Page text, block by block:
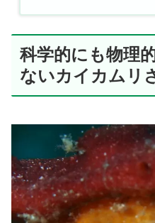
科学的にも物理
ないカイカム